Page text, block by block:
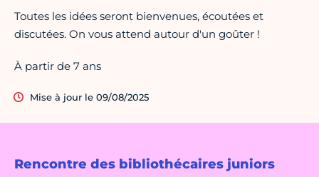
Rencontre des bibliothécaires juniors
Toutes les idées seront bienvenues, écoutées et
discutées. On vous attend autour d'un goûter !
À partir de 7 ans
Mise à jour le 09/08/2025